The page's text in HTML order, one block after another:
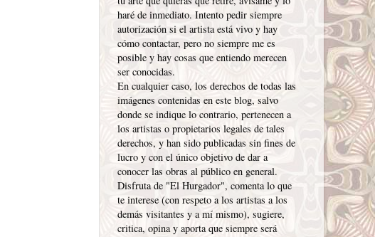
haré de inmediato. Intento pedir siempre
autorización si el artista está vivo y hay
cómo contactar, pero no siempre me es
posible y hay cosas que entiendo merecen
ser conocidas.
En cualquier caso, los derechos de todas las
imágenes contenidas en este blog, salvo
donde se indique lo contrario, pertenecen a
los artistas o propietarios legales de tales
derechos, y han sido publicadas sin fines de
lucro y con el único objetivo de dar a
conocer las obras al público en general.
Disfruta de "El Hurgador", comenta lo que
te interese (con respeto a los artistas a los
demás visitantes y a mí mismo), sugiere,
critica, opina y aporta que siempre será